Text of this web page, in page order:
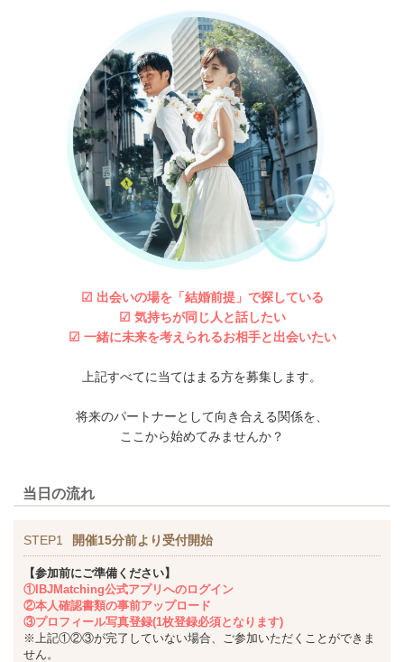
☑ 出会いの場を「結婚前提」で探している
☑ 気持ちが同じ人と話したい
☑ 一緒に未来を考えられるお相手と出会いたい
上記すべてに当てはまる方を募集します。
将来のパートナーとして向き合える関係を、
ここから始めてみませんか？
当日の流れ
STEP1 開催15分前より受付開始
【参加前にご準備ください】
①IBJMatching公式アプリへのログイン
②本人確認書類の事前アップロード
③プロフィール写真登録(1枚登録必須となります)
※上記①②③が完了していない場合、ご参加いただくことができま
せん。